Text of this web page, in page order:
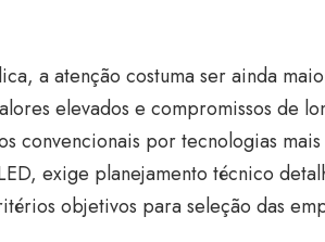
a atenção costuma ser ainda
elevados e compromissos de
convencionais por tecnologias
exige planejamento técnico
objetivos para seleção das